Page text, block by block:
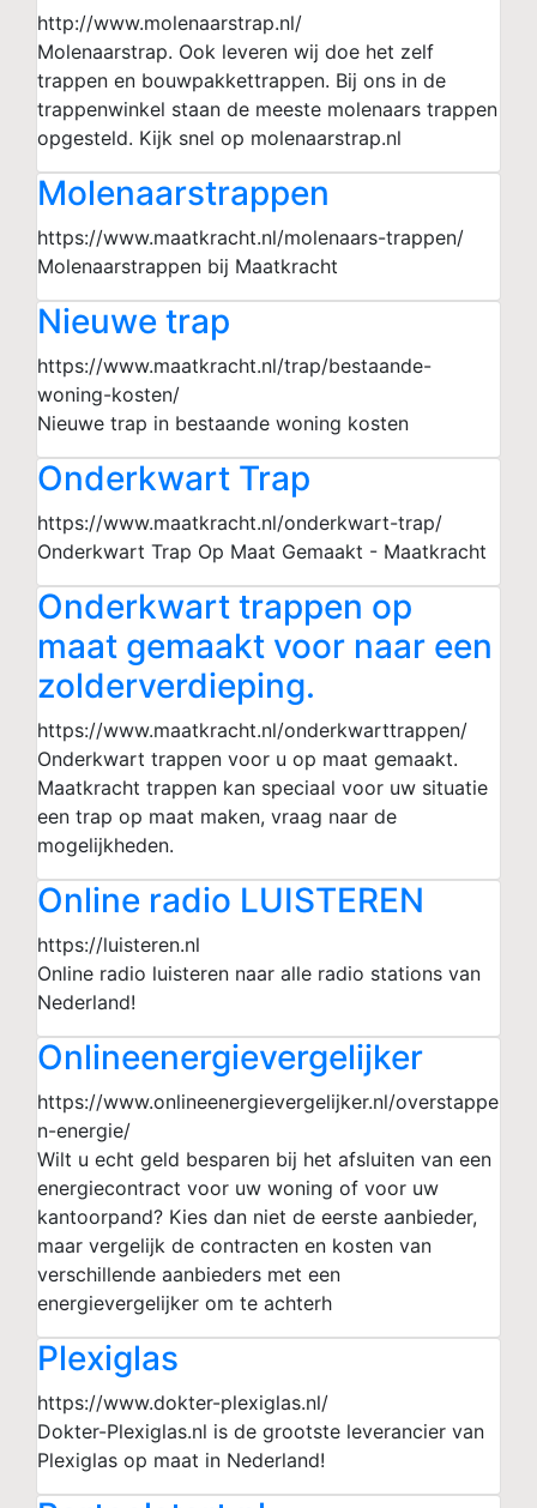
http://www.molenaarstrap.nl/
Molenaarstrap. Ook leveren wij doe het zelf
trappen en bouwpakkettrappen. Bij ons in de
trappenwinkel staan de meeste molenaars trappen
opgesteld. Kijk snel op molenaarstrap.nl
Molenaarstrappen
https://www.maatkracht.nl/molenaars-trappen/
Molenaarstrappen bij Maatkracht
Nieuwe trap
https://www.maatkracht.nl/trap/bestaande-
woning-kosten/
Nieuwe trap in bestaande woning kosten
Onderkwart Trap
https://www.maatkracht.nl/onderkwart-trap/
Onderkwart Trap Op Maat Gemaakt - Maatkracht
Onderkwart trappen op
maat gemaakt voor naar een
zolderverdieping.
https://www.maatkracht.nl/onderkwarttrappen/
Onderkwart trappen voor u op maat gemaakt.
Maatkracht trappen kan speciaal voor uw situatie
een trap op maat maken, vraag naar de
mogelijkheden.
Online radio LUISTEREN
https://luisteren.nl
Online radio luisteren naar alle radio stations van
Nederland!
Onlineenergievergelijker
https://www.onlineenergievergelijker.nl/overstappe
n-energie/
Wilt u echt geld besparen bij het afsluiten van een
energiecontract voor uw woning of voor uw
kantoorpand? Kies dan niet de eerste aanbieder,
maar vergelijk de contracten en kosten van
verschillende aanbieders met een
energievergelijker om te achterh
Plexiglas
https://www.dokter-plexiglas.nl/
Dokter-Plexiglas.nl is de grootste leverancier van
Plexiglas op maat in Nederland!